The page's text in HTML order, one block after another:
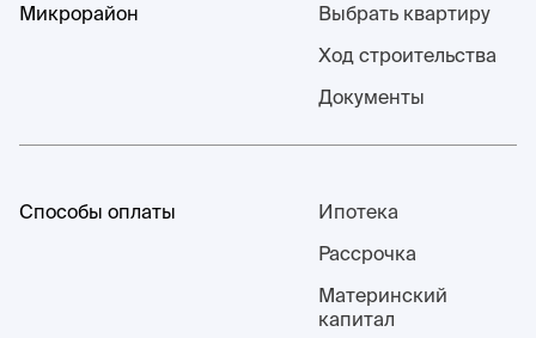
Микрорайон
Выбрать квартиру
Ход строительства
Документы
Способы оплаты
Ипотека
Рассрочка
Материнский
капитал